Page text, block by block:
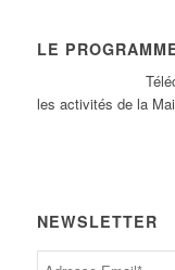
LE
Tél
les activités de la
NEWSLETTER